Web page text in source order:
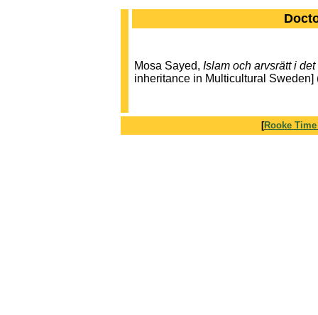
Mosa Sayed, Islam och arvsrätt i
inheritance in Multicultural
[Rooke